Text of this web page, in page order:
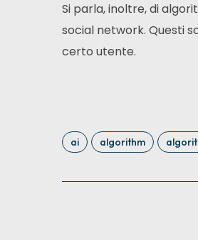
Si parla, inoltre, di
social network. Questi
certo utente.
ai algorithm